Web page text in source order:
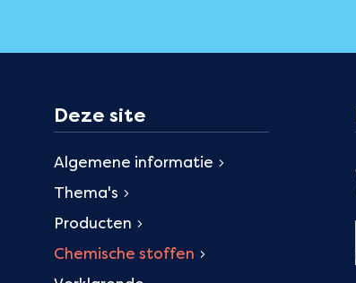
Deze site
Algemene informatie
Thema's
Producten
Chemische stoffen